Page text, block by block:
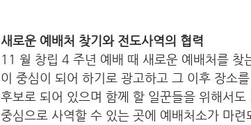
새로운 예배처 찾기와 전도사역의 협력
11 월 창립 4 주년 예배 때 새로운 예배처를 찾
이 중심이 되어 하기로 광고하고 그 이후 장소
후보로 되어 있으며 함께 할 일꾼들을 위해서
중심으로 사역할 수 있는 곳에 예배처소가 마